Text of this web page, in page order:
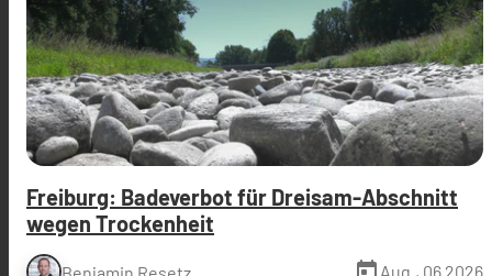
Freiburg: Badeverbot für Dreisam-Abschnitt
wegen Trockenheit
Aug., 06 2026